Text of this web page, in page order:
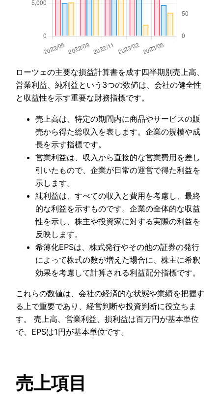
ローツェの主要な損益計算書を成す四半期別売上高、
営業利益、純利益という3つの数値は、会社の健全性
と収益性を示す重要な財務指標です。
売上高は、特定の期間内に商品やサービスの販
売から得た総収入を表します。企業の規模や成
長を示す指標です。
営業利益は、収入から直接的な営業費用を差し
引いたもので、企業が日常の運営で得た利益を
示します。
純利益は、すべての収入と費用を考慮し、最終
的な利益を示すものです。企業の全体的な収益
性を示し、株主や投資家に対する実際の利益を
反映します。
希薄化EPSは、株式発行やその他の証券の発行
によって株式の数が増えた場合に、株主に希釈
効果を考慮して計算される利益配分指標です。
これらの数値は、会社の経済的な状態や業績を把握す
る上で重要であり、経営判断や投資判断に役立ちま
す。 売上高、営業利益、損利益は百万円が基本単位
で、EPSは1円が基本単位です。
売上項目